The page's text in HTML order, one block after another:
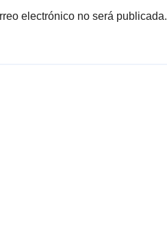
electrónico no será publicada.